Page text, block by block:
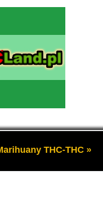
konopi i cannabis oraz
THC-THC »